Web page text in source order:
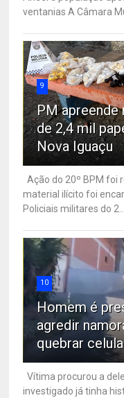
ventanias A Câmara
9
PM apreende
de 2,4 mil
Nova Iguaçu
Ação do 20º BPM foi
material ilícito foi
Policiais militares do 2...
10
Homem é
agredir
quebrar
Vítima procurou a
investigado já tinha